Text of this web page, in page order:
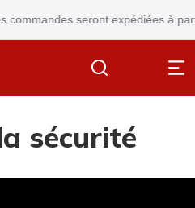
seront expédiées à partir
sécurité